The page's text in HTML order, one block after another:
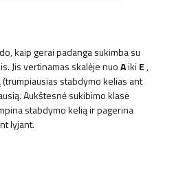
kaip gerai padanga sukimba su
Jis vertinamas skalėje nuoAiki E ,
stabdymo kelias ant
Aukštesnė sukibimo klasė
stabdymo kelią ir pagerina
lyjant.